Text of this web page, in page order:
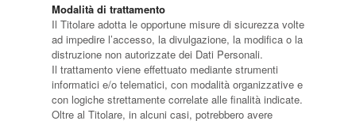
Modalità di trattamento
Il Titolare adotta le opportune misure di sicurezza volte
ad impedire l’accesso, la divulgazione, la modifica o la
distruzione non autorizzate dei Dati Personali.
Il trattamento viene effettuato mediante strumenti
informatici e/o telematici, con modalità organizzative e
con logiche strettamente correlate alle finalità indicate.
Oltre al Titolare, in alcuni casi, potrebbero avere